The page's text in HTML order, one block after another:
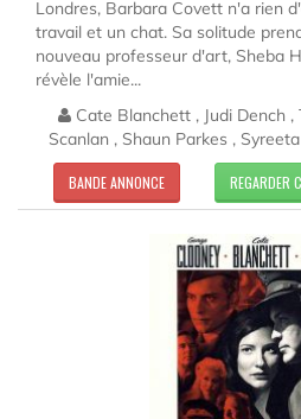
Londres, Barbara Covett n'a rien
travail et un chat. Sa solitude
nouveau professeur d'art, Sheba
révèle l'amie...
Cate Blanchett , Judi Dench ,
Scanlan , Shaun Parkes ,
BANDE ANNONCE REGARDER